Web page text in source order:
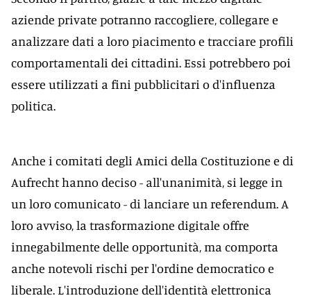
aziende private potranno raccogliere, collegare e
analizzare dati a loro piacimento e tracciare profili
comportamentali dei cittadini. Essi potrebbero poi
essere utilizzati a fini pubblicitari o d'influenza
politica.
Anche i comitati degli Amici della Costituzione e di
Aufrecht hanno deciso - all'unanimità, si legge in
un loro comunicato - di lanciare un referendum. A
loro avviso, la trasformazione digitale offre
innegabilmente delle opportunità, ma comporta
anche notevoli rischi per l'ordine democratico e
liberale. L'introduzione dell'identità elettronica